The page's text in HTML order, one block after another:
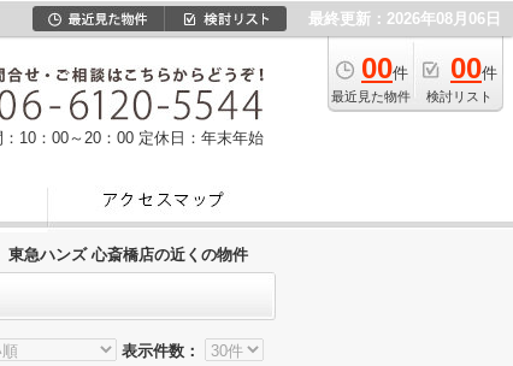
最終更新：2026年08月06日
00件
最近見た物件
00件
検討リスト
10：00～20：00 定休日：年末年始
東急ハンズ 心斎橋店の近くの物件
表示件数：